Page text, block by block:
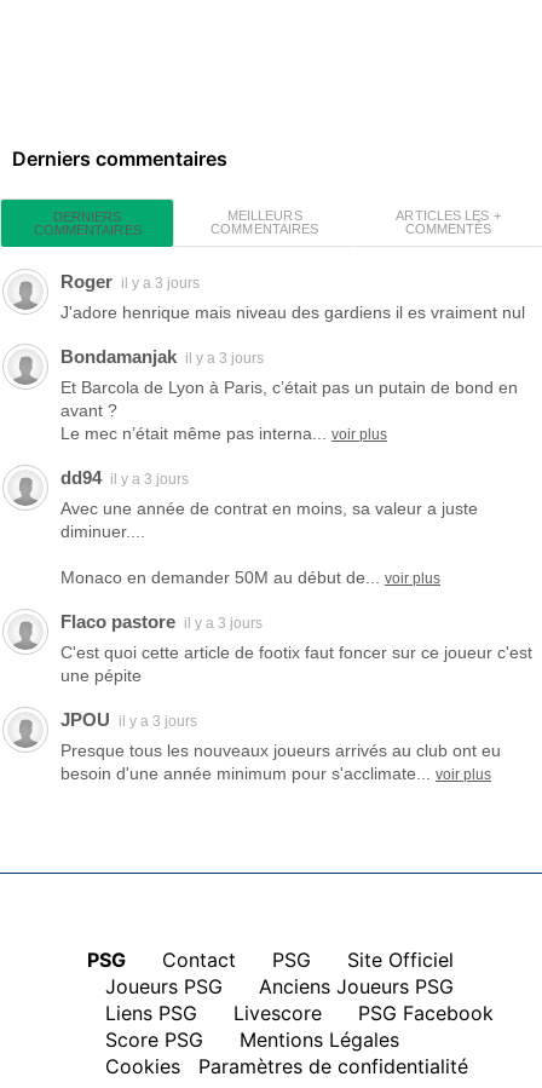
Derniers commentaires
DERNIERS
COMMENTAIRES
MEILLEURS
COMMENTAIRES
ARTICLES LES +
COMMENTÉS
Roger il y a 3 jours
J'adore henrique mais niveau des gardiens il es vraiment nul
Bondamanjak il y a 3 jours
Et Barcola de Lyon à Paris, c’était pas un putain de bond en
avant ?
Le mec n’était même pas interna...
voir plus
dd94 il y a 3 jours
Avec une année de contrat en moins, sa valeur a juste
diminuer....
Monaco en demander 50M au début de... voir plus
Flaco pastore il y a 3 jours
C'est quoi cette article de footix faut foncer sur ce joueur c'est
une pépite
JPOU il y a 3 jours
Presque tous les nouveaux joueurs arrivés au club ont eu
besoin d'une année minimum pour s'acclimate...
voir plus
PSG Contact PSG
Site Officiel
Joueurs PSG
Anciens Joueurs PSG
Liens PSG Livescore
PSG Facebook
Score PSG
Mentions Légales
Cookies Paramètres de confidentialité